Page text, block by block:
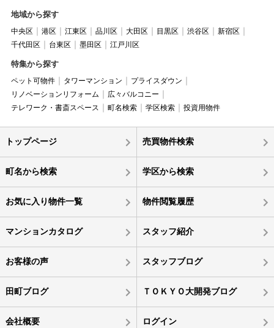
地域から探す
中央区 港区 江東区 品川区 大田区 目黒区 渋谷区
新宿区
千代田区
台東区 墨田区 江戸川区
特集から探す
ペット可物件 タワーマンション
プライスダウン
リノベーションリフォーム
広々バルコニー
テレワーク・書斎スペース
町名検索 学区検索 投資用物件
トップページ 売買物件検索
町名から検索 学区から検索
お気に入り物件一覧 物件閲覧履歴
マンションカタログ スタッフ紹介
お客様の声 スタッフブログ
田町ブログ ＴＯＫＹＯ大開発ブログ
会社概要 ログイン